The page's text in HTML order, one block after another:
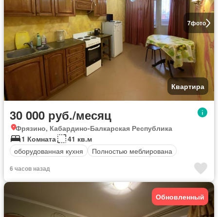
7фото
Квартира
30 000 руб./месяц
Фрязино, Кабардино-Балкарская Республика
1 Комната
41 кв.м
оборудованная кухня
Полностью меблирована
6 часов назад
Обновленный